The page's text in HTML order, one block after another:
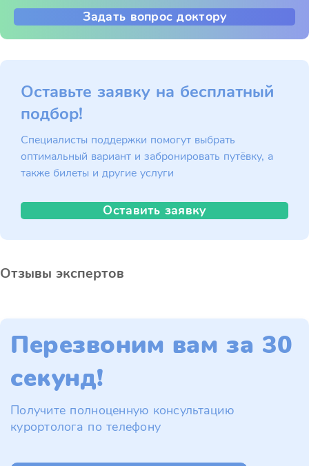
Задать вопрос доктору
Оставьте заявку на бесплатный
подбор!
Специалисты поддержки помогут выбрать
оптимальный вариант и забронировать путёвку, а
также билеты и другие услуги
Оставить заявку
Отзывы экспертов
Перезвоним вам за 30
секунд!
Получите полноценную консультацию
курортолога по телефону